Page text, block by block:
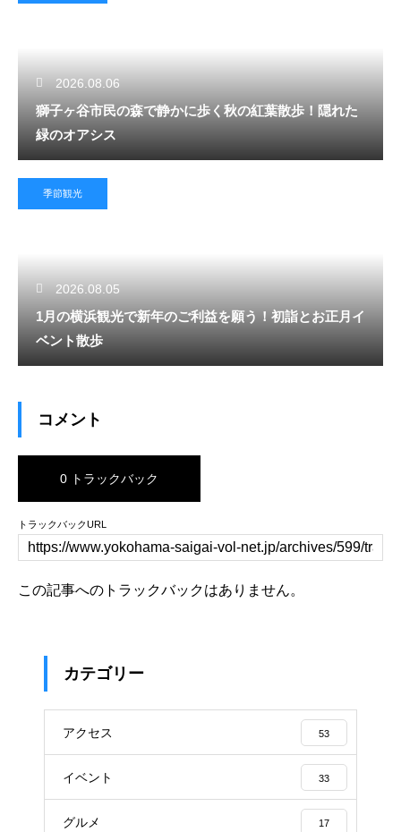
2026.08.06
獅子ヶ谷市民の森で静かに歩く秋の紅葉散歩！隠れた
緑のオアシス
季節観光
2026.08.05
1月の横浜観光で新年のご利益を願う！初詣とお正月イ
ベント散歩
コメント
0 トラックバック
トラックバックURL
この記事へのトラックバックはありません。
カテゴリー
アクセス 53
イベント 33
グルメ 17